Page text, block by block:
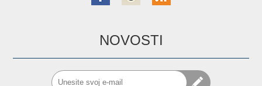
NOVOSTI